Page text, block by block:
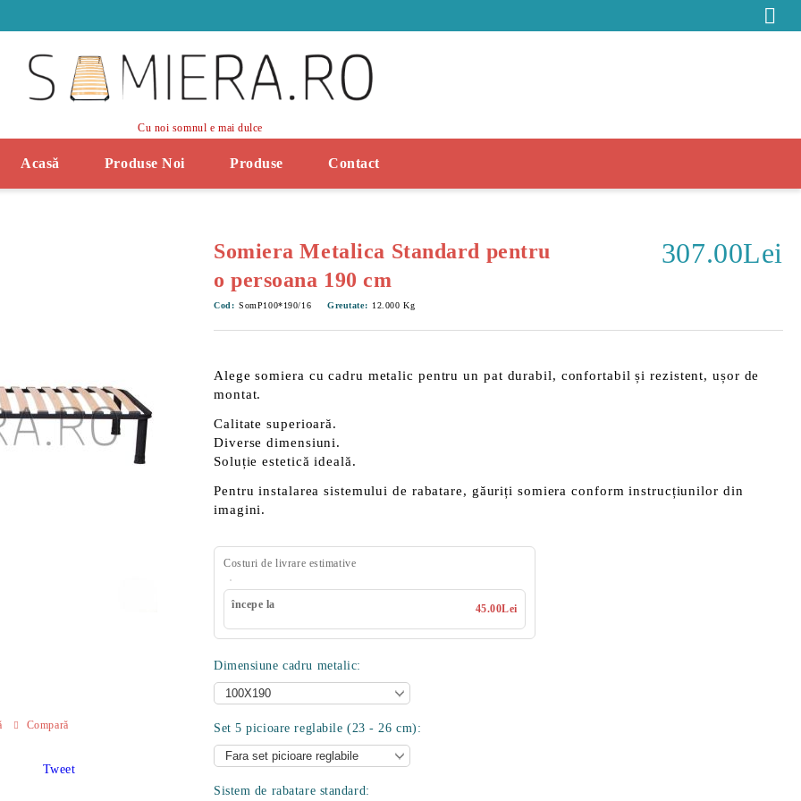
Cu noi somnul e mai dulce
Acasă Produse Noi Produse Contact
Somiera Metalica Standard pentru
o persoana 190 cm
307.00Lei
Cod: SomP100*190/16 Greutate: 12.000 Kg
Alege somiera cu cadru metalic pentru un pat durabil, confortabil șirezistent, ușor de
montat.
Calitate superioară.
Diverse dimensiuni.
Soluție estetică ideală.
Pentru instalarea sistemului de rabatare, găuriți somiera conform instrucțiunilor din
imagini.
Costuri de livrare estimative
începe la 45.00Lei
Dimensiune cadru metalic:
Set 5 picioare reglabile (23 - 26 cm):
Sistem de rabatare standard:
Compară
Tweet